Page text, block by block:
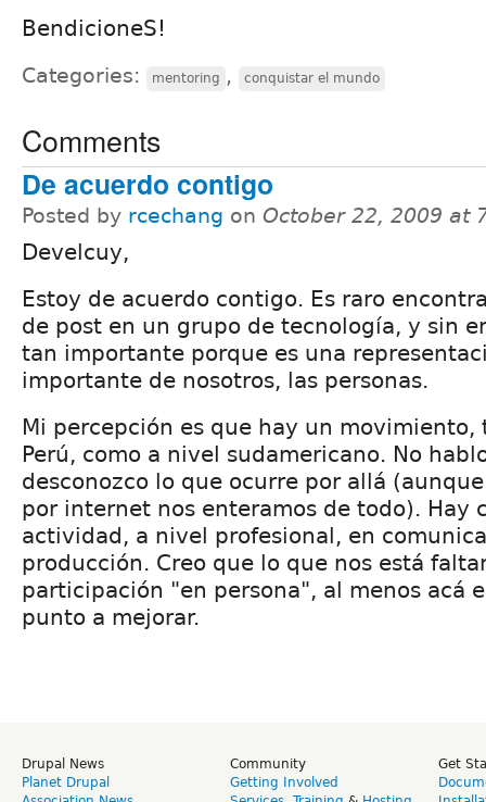
BendicioneS!
Categories: mentoring , conquistar el mundo
Comments
De acuerdo contigo
Posted by rcechang on October 22, 2009 at
Develcuy,
Estoy de acuerdo contigo. Es raro
de post en un grupo de tecnología, y sin
tan importante porque es una
importante de nosotros, las personas.
Mi percepción es que hay un movimiento,
Perú, como a nivel sudamericano. No
desconozco lo que ocurre por allá
por internet nos enteramos de todo). Hay
actividad, a nivel profesional, en
producción. Creo que lo que nos está
participación "en persona", al menos acá
punto a mejorar.
Drupal News
Planet Drupal
Community
Getting Involved
Get